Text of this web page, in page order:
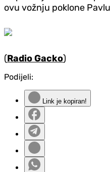
ovu vožnju poklone
(Radio Gacko)
Podijeli:
Link je kopiran!